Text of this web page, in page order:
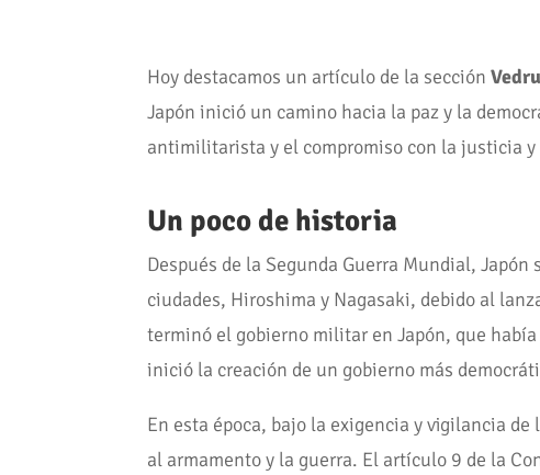
Hoy destacamos un artículo de la sección
Japón inició un camino hacia la paz y la
antimilitarista y el compromiso con la justicia y
Un poco de historia
Después de la Segunda Guerra Mundial,
ciudades, Hiroshima y Nagasaki, debido al
terminó el gobierno militar en Japón, que
inició la creación de un gobierno más
En esta época, bajo la exigencia y vigilancia
al armamento y la guerra. El artículo 9 de la